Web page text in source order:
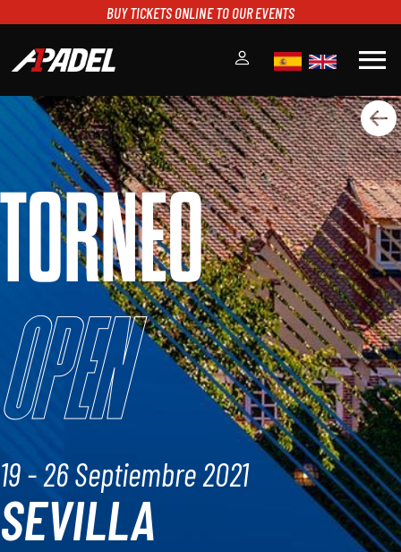
BUY TICKETS ONLINE TO OUR EVENTS
menu
A1PADEL
RANKING
CALENDARIO
TORNEOS
NOTICIAS
MULTIMEDIA
SCOREBOARD
STREAMING
TORNEO
Open
19 - 26 Septiembre 2021
SEVILLA